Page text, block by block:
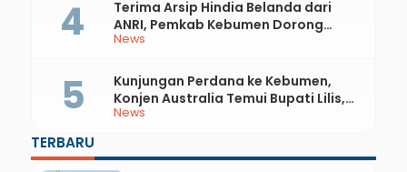
News
Terima Arsip Hindia Belanda dari
ANRI, Pemkab Kebumen Dorong
Integrasi Sejarah, Geopark, dan
News
Kunjungan Perdana ke Kebumen,
Konjen Australia Temui Bupati Lilis,
Ini yang Dibahas
TERBARU